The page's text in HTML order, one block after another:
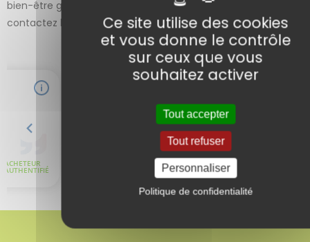
bien-être général. Pour des conseils personnalisés,
contactez le docteur Sammut via notre page contact.
Ce site utilise des cookies
et vous donne le contrôle
sur ceux que vous
souhaitez activer
Tout accepter
Tout refuser
Personnaliser
Politique de confidentialité